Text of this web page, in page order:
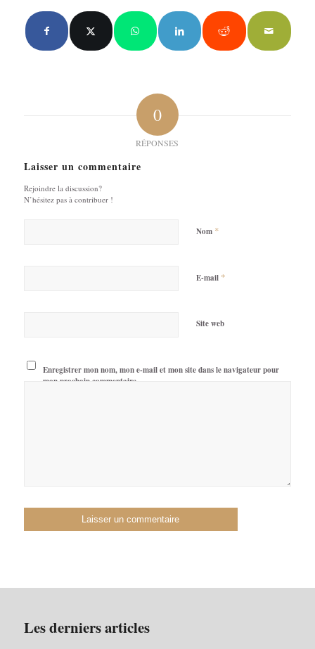
0
RÉPONSES
Laisser un commentaire
Rejoindre la discussion?
N’hésitez pas à contribuer !
Nom *
E-mail *
Site web
Enregistrer mon nom, mon e-mail et mon site dans le navigateur pour
mon prochain commentaire.
Les derniers articles